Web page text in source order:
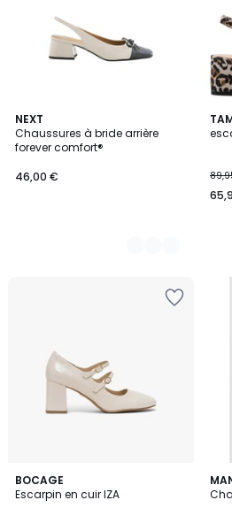
NEXT
Chaussures à bride arrière
forever comfort®
46,00 €
2
Couleurs
BOCAGE
Escarpin en cuir IZA
2
/
2
Couleurs